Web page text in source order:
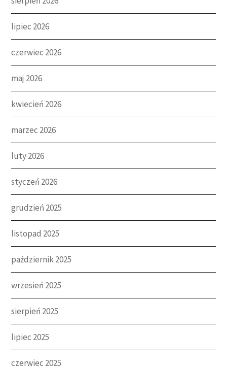
lipiec 2026
czerwiec 2026
maj 2026
kwiecień 2026
marzec 2026
luty 2026
styczeń 2026
grudzień 2025
listopad 2025
październik 2025
wrzesień 2025
sierpień 2025
lipiec 2025
czerwiec 2025